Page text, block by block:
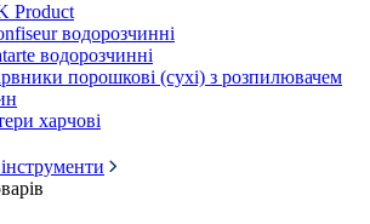
Product
водорозчинні
водорозчинні
порошкові (сухі) з розпилювачем
харчові